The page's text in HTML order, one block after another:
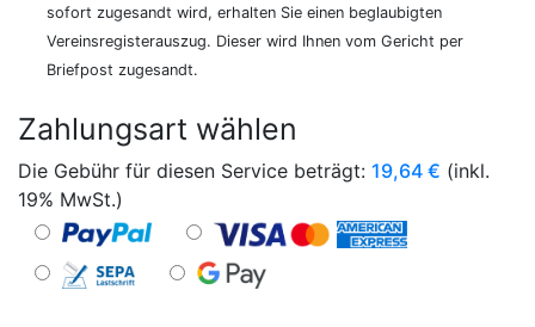
sofort zugesandt wird, erhalten Sie einen beglaubigten
Vereinsregisterauszug. Dieser wird Ihnen vom Gericht per
Briefpost zugesandt.
Zahlungsart wählen
Die Gebühr für diesen Service beträgt: 19,64 € (inkl.
19% MwSt.)